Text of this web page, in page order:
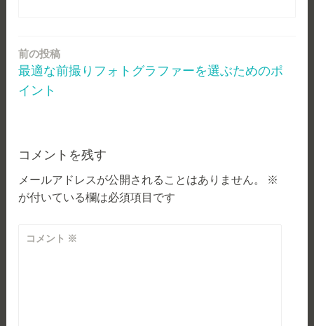
投
稿
ゲ
ー
シ
ョ
前の投稿
最適な前撮りフォトグラファーを選ぶためのポ
イント
コメントを残す
メールアドレスが公開されることはありません。
※
が付いている欄は必須項目です
コメント ※